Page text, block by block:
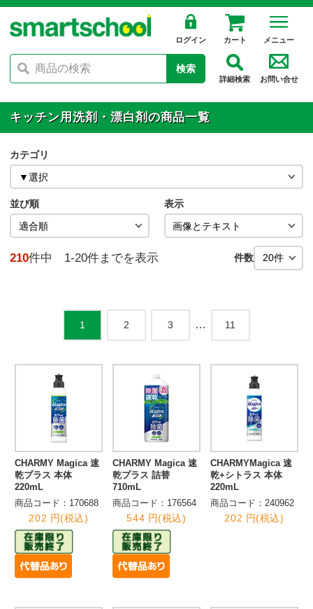
ログイン カート メニュー
検索
詳細検索 お問い合せ
キッチン用洗剤・漂白剤の商品一覧
カテゴリ
並び順 表示
210件中 1-20件までを表示 件数
1 2 3 … 11
CHARMY Magica 速
乾プラス 本体
220mL
商品コード：170688
202 円(税込)
CHARMY Magica 速
乾プラス 詰替
710mL
商品コード：176564
544 円(税込)
CHARMYMagica 速
乾+シトラス 本体
220mL
商品コード：240962
202 円(税込)